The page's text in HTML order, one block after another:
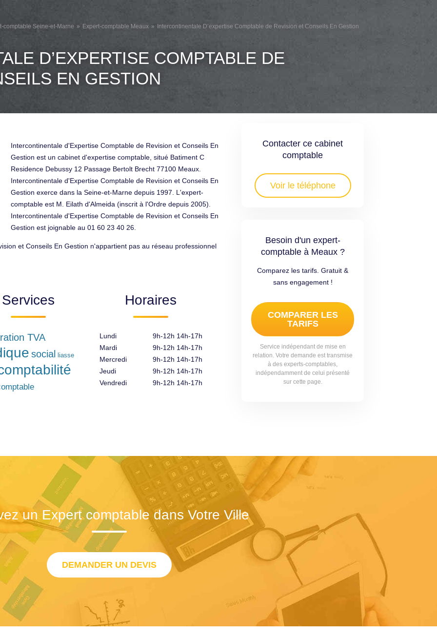
comptable Seine-et-Marne Expert-comptable Meaux Intercontinentale D’expertise Comptable de Revision et Conseils En Gestion
D’EXPERTISE COMPTABLE DE
EN GESTION
Contacter ce cabinet
comptable
Voir le téléphone
Besoin d'un expert-
comptable à Meaux ?
Comparez les tarifs. Gratuit &
sans engagement !
COMPARER LES
TARIFS
Service indépendant de mise en
relation. Votre demande est transmise
à des experts-comptables,
indépendamment de celui présenté
sur cette page.
Intercontinentale d'Expertise Comptable de Revision et Conseils En
Gestion est un cabinet d'expertise comptable, situé Batiment C
Residence Debussy 12 Passage Bertolt Brecht 77100 Meaux.
Intercontinentale d'Expertise Comptable de Revision et Conseils En
Gestion exerce dans la Seine-et-Marne depuis 1997. L'expert-
comptable est M. Eilath d'Almeida (inscrit à l'Ordre depuis 2005).
Intercontinentale d'Expertise Comptable de Revision et Conseils En
Gestion est joignable au 01 60 23 40 26.
et Conseils En Gestion n'appartient pas au réseau professionnel
Services
TVA
social liasse
Horaires
Lundi
Mardi
Mercredi
Jeudi
Vendredi
9h-12h 14h-17h
9h-12h 14h-17h
9h-12h 14h-17h
9h-12h 14h-17h
9h-12h 14h-17h
un Expert comptable dans Votre Ville
DEMANDER UN DEVIS